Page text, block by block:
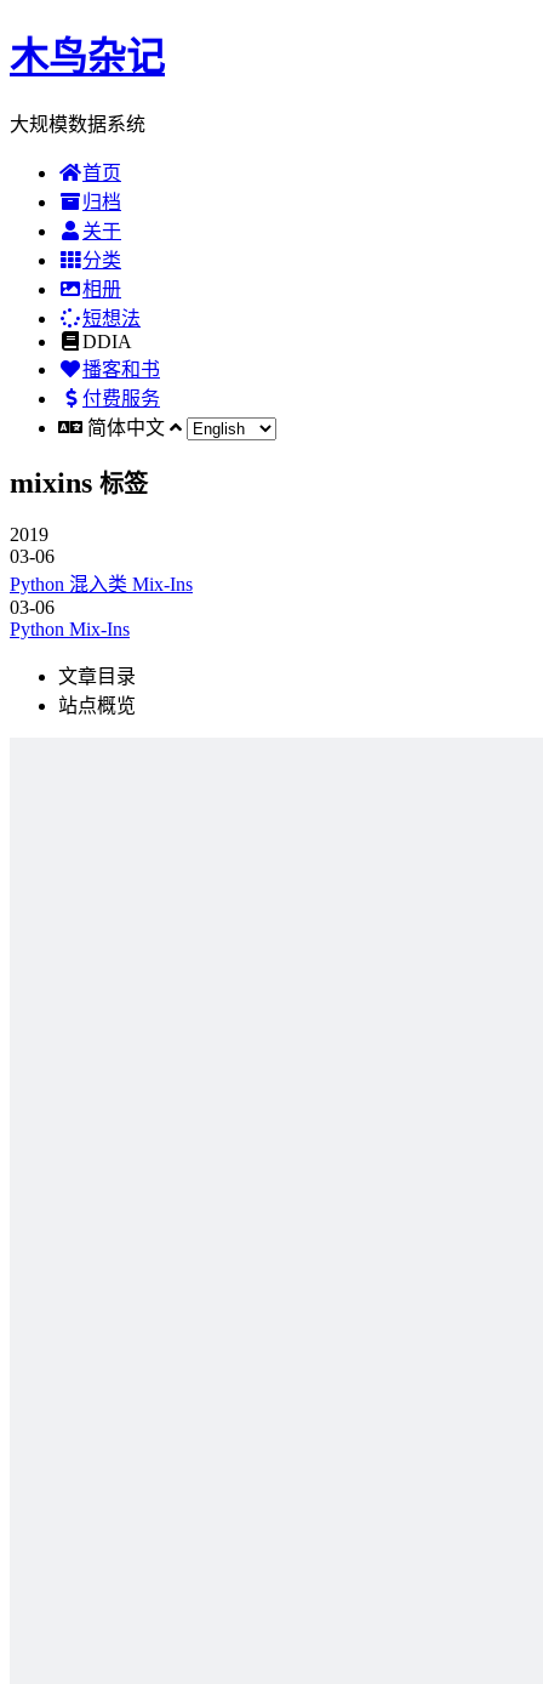
木鸟杂记
大规模数据系统
首页
归档
关于
分类
相册
短想法
DDIA
播客和书
付费服务
简体中文
mixins 标签
2019
03-06
Python 混入类 Mix-Ins
03-06
Python Mix-Ins
文章目录
站点概览